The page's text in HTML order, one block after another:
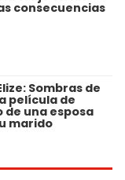
consecuencias
Sombras de
película de
de una esposa
marido